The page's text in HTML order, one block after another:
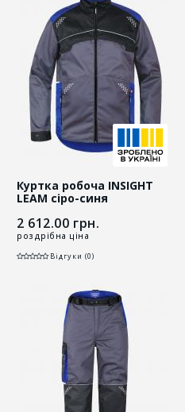
Куртка робоча INSIGHT
LEAM сіро-синя
2 612.00 грн.
роздрібна ціна
Відгуки (0)